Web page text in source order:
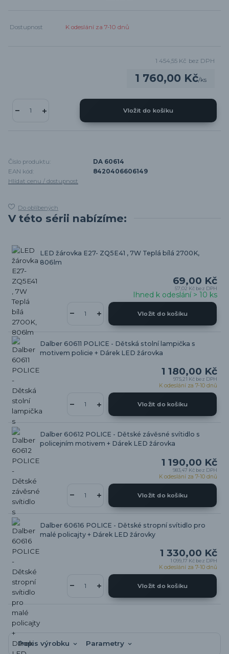
Dostupnost K odeslání za 7-10 dnů
1 760,00 Kč/ks
1 454,55 Kč bez DPH
Vložit do košíku
Číslo produktu:
DA 60614
EAN kód:
8420406606149
Hlídat cenu / dostupnost
Do oblíbených
V této sérii nabízíme:
LED žárovka E27- ZQ5E41 , 7W Teplá bílá 2700K,
806lm
69,00 Kč
57,02 Kč bez DPH
Ihned k odeslání > 10 ks
Vložit do košíku
Dalber 60611 POLICE - Dětská stolní lampička s
motivem policie + Dárek LED žárovka
1 180,00 Kč
975,21 Kč bez DPH
K odeslání za 7-10 dnů
Vložit do košíku
Dalber 60612 POLICE - Dětské závěsné svítidlo s
policejním motivem + Dárek LED žárovka
1 190,00 Kč
983,47 Kč bez DPH
K odeslání za 7-10 dnů
Vložit do košíku
Dalber 60616 POLICE - Dětské stropní svítidlo pro
malé policajty + Dárek LED žárovky
1 330,00 Kč
1 099,17 Kč bez DPH
K odeslání za 7-10 dnů
Vložit do košíku
Popis výrobku Parametry